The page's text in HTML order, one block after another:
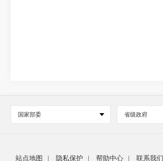
国家部委 省级政府
站点地图 隐私保护 帮助中心 联系我们